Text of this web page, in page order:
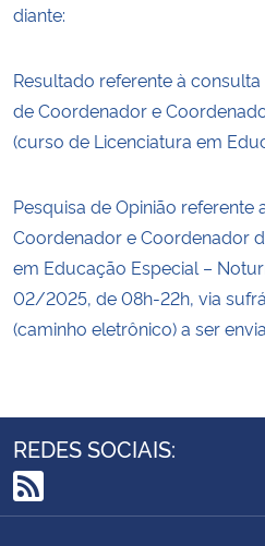
diante:
Resultado referente à
de Coordenador e
(curso de Licenciatura em
Pesquisa de Opinião referente
Coordenador e Coordenador
em Educação Especial –
02/2025, de 08h-22h, via
(caminho eletrônico) a ser
REDES SOCIAIS:
RSS